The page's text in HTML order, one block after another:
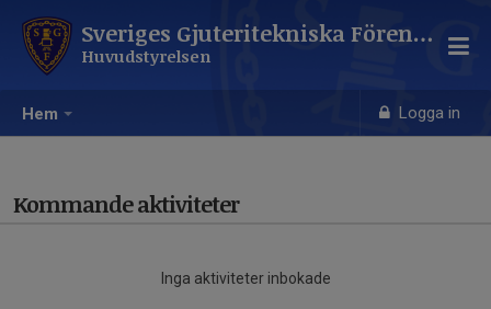
Hem Logga in
Sveriges Gjuteritekniska Förening
Huvudstyrelsen
Kommande aktiviteter
Inga aktiviteter inbokade